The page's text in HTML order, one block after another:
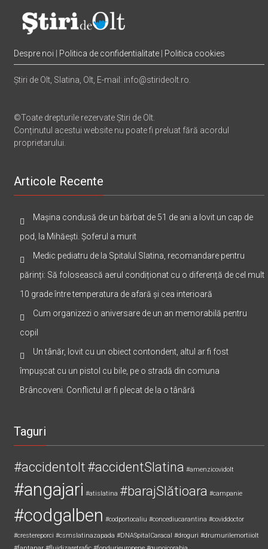
Despre noi Politica de confidentialitate Politica cookies
Știri de Olt, Slatina, Olt, E-mail: info@stirideolt.ro.
©Toate drepturile rezervate Știri de Olt.
Conținutul acestui website nu poate fi preluat fără acordul
proprietarului.
Articole Recente
Mașina condusă de un bărbat de 51 de ani a lovit un cap de
pod, la Mihăești. Șoferul a murit
Medic pediatru de la Spitalul Slatina, recomandare pentru
părinți: Să folosească aerul condiționat cu o diferență de cel mult
10 grade între temperatura de afară și cea interioară
Cum organizezi o aniversare de un an memorabilă pentru
copil
Un tânăr, lovit cu un obiect contondent, altul ar fi fost
împușcat cu un pistol cu bile, pe o stradă din comuna
Brâncoveni. Conflictul ar fi plecat de la o tânără
Taguri
#accidentolt #accidentSlatina #amenzicovidolt
#angajari #atislatina #barajSlătioara #campanie
#codgalben #codportocaliu #concediucarantina #coviddoctor
#crestereporci #csmslatinazapada #DNASpitalCaracal #droguri #drumurilemortiiolt